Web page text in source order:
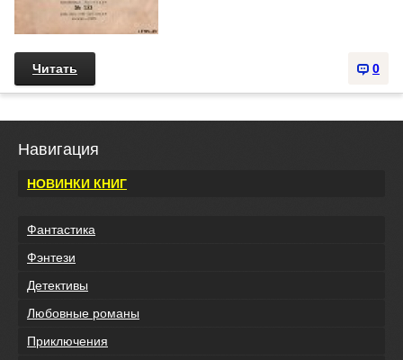
0
Читать
Навигация
НОВИНКИ КНИГ
Фантастика
Фэнтези
Детективы
Любовные романы
Приключения